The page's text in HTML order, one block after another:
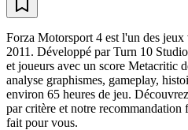
Forza Motorsport 4 est l'un des
2011. Développé par Turn 10
et joueurs avec un score Metacritic
analyse graphismes, gameplay,
environ 65 heures de jeu.
par critère et notre
fait pour vous.